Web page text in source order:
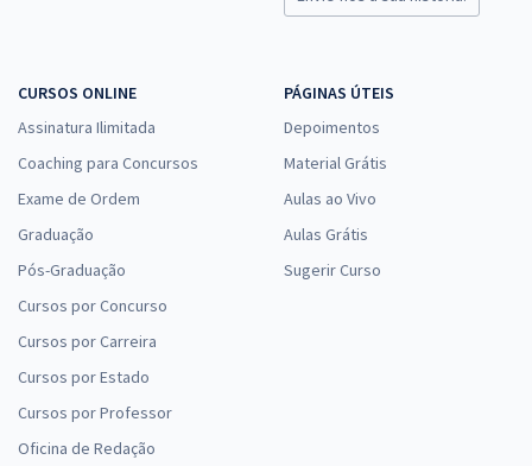
CURSOS ONLINE
Assinatura Ilimitada
Coaching para Concursos
Exame de Ordem
Graduação
Pós-Graduação
Cursos por Concurso
Cursos por Carreira
Cursos por Estado
Cursos por Professor
Oficina de Redação
PÁGINAS ÚTEIS
Depoimentos
Material Grátis
Aulas ao Vivo
Aulas Grátis
Sugerir Curso